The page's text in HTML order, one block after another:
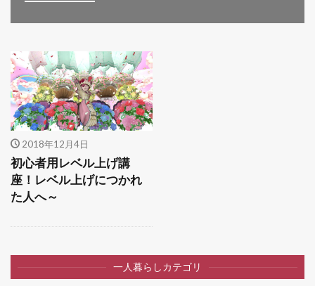
2018年12月4日
初心者用レベル上げ講
座！レベル上げにつかれ
た人へ～
一人暮らしカテゴリ